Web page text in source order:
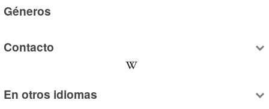
Géneros
Contacto
En otros idiomas